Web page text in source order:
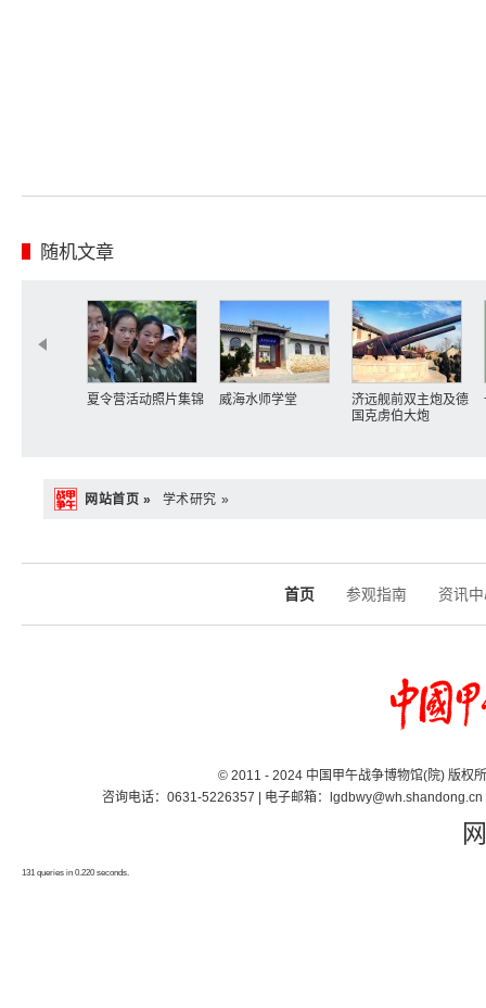
随机文章
夏令营活动照片集锦 威海水师学堂
济远舰前双主炮及德
国克虏伯大炮
网站首页 » 学术研究 »
首页 参观指南 资讯
© 2011 - 2024 中国甲午战争博物馆(院) 版
咨询电话：0631-5226357 | 电子邮箱：
131 queries in 0.220 seconds.